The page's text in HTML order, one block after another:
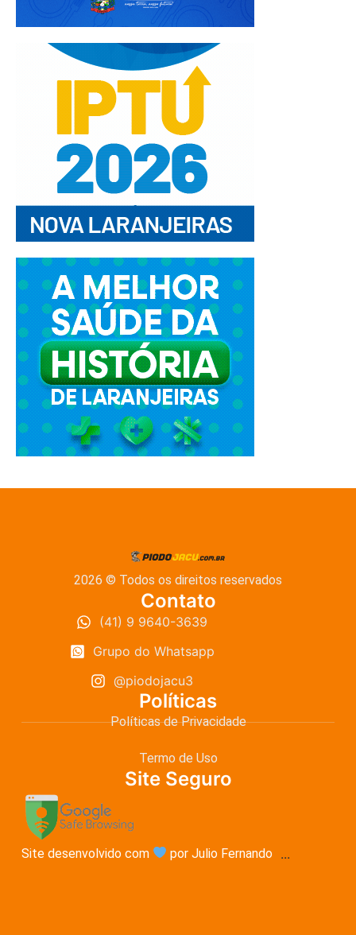
2026 © Todos os direitos reservados
Contato
(41) 9 9640-3639
Grupo do Whatsapp
@piodojacu3
Políticas
Políticas de Privacidade
Termo de Uso
Site Seguro
Site desenvolvido com por Julio Fernando ...